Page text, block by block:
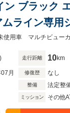
ブラック
ライン専用
ドア シート
子付き 禁煙
走行距離 10km
月 修復歴 なし
整備 法定整
ミッション その他